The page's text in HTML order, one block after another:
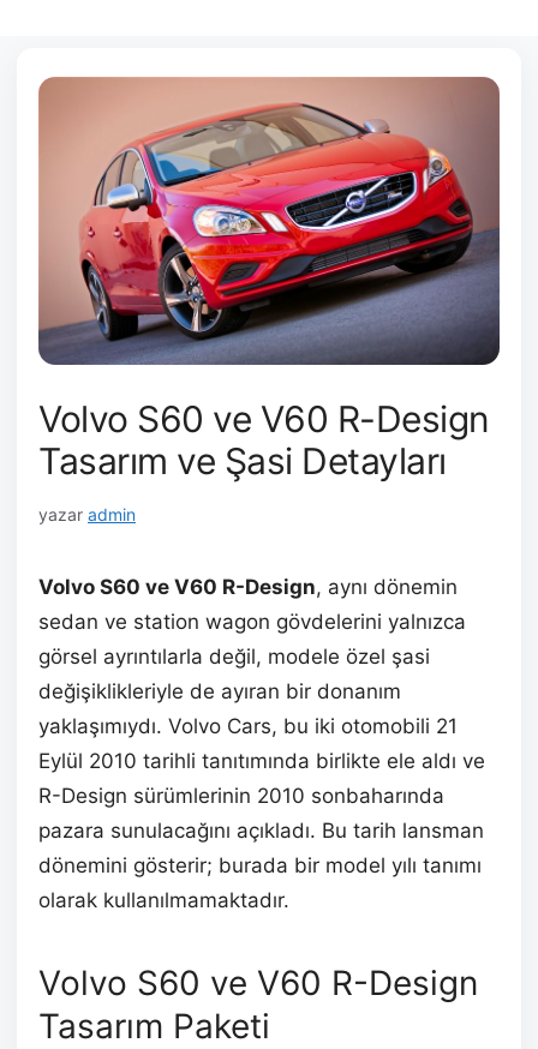
Volvo S60 ve V60 R-Design
Tasarım ve Şasi Detayları
yazar admin
Volvo S60 ve V60 R-Design, aynı dönemin
sedan ve station wagon gövdelerini yalnızca
görsel ayrıntılarla değil, modele özel şasi
değişiklikleriyle de ayıran bir donanım
yaklaşımıydı. Volvo Cars, bu iki otomobili 21
Eylül 2010 tarihli tanıtımında birlikte ele aldı ve
R-Design sürümlerinin 2010 sonbaharında
pazara sunulacağını açıkladı. Bu tarih lansman
dönemini gösterir; burada bir model yılı tanımı
olarak kullanılmamaktadır.
Volvo S60 ve V60 R-Design
Tasarım Paketi